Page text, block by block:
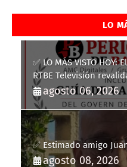
LO
✅ LO MÁS VISTO
RTBE Televisión
la Guía de la
Balears
agosto 06, 2026
✅ Estimado amigo
agosto 08, 2026